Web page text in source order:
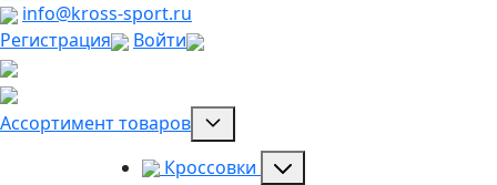
info@kross-sport.ru
Регистрация
Войти
Ассортимент товаров
Кроссовки